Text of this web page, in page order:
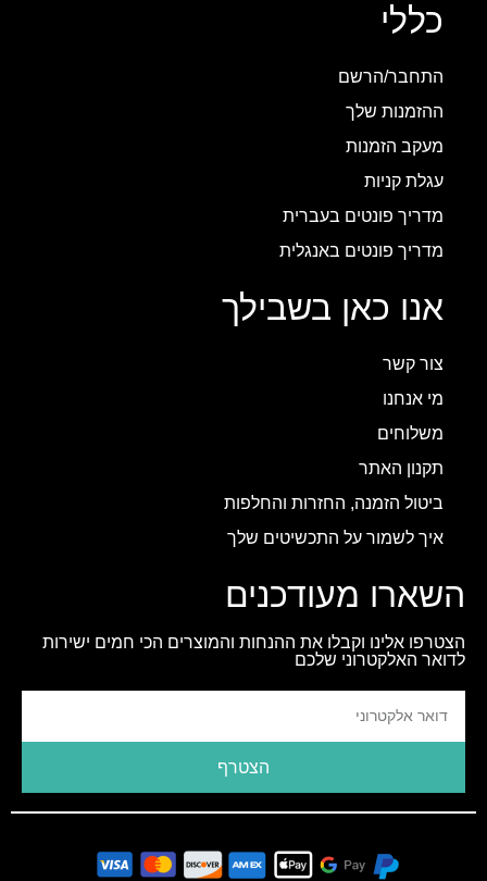
כללי
התחבר/הרשם
ההזמנות שלך
מעקב הזמנות
עגלת קניות
מדריך פונטים בעברית
מדריך פונטים באנגלית
אנו כאן בשבילך
צור קשר
מי אנחנו
משלוחים
תקנון האתר
ביטול הזמנה, החזרות והחלפות
איך לשמור על התכשיטים שלך
השארו מעודכנים
הצטרפו אלינו וקבלו את ההנחות והמוצרים הכי חמים ישירות
לדואר האלקטרוני שלכם
הצטרף